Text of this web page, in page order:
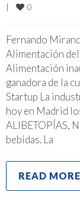
0
Fernando
Alimentación
Alimentación
ganadora de la
Startup La
hoy en Madrid
ALIBETOPÍAS,
bebidas. La
READ MORE